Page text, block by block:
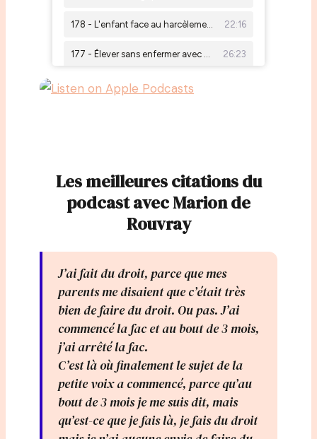
Les meilleures citations du
podcast avec Marion de
Rouvray
J’ai fait du droit, parce que mes
parents me disaient que c’était très
bien de faire du droit. Ou pas. J’ai
commencé la fac et au bout de 3 mois,
j’ai arrêté la fac.
C’est là où finalement le sujet de la
petite voix a commencé, parce qu’au
bout de 3 mois je me suis dit, mais
qu’est-ce que je fais là, je fais du droit